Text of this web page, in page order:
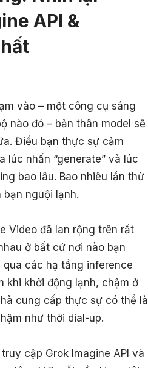
API &
vào – một công cụ sáng
nào đó – bản thân model sẽ
Điều bạn thực sự cảm
lúc nhấn “generate” và lúc
bao lâu. Bao nhiêu lần thử
nguội lạnh.
Video đã lan rộng trên rất
ở bất cứ nơi nào bạn
các hạ tầng inference
khi khởi động lạnh, chậm ở
cung cấp thực sự có thể là
như thời dial-up.
cập Grok Imagine API và